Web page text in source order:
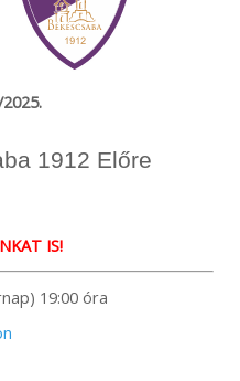
1912 Előre
IS!
19:00 óra